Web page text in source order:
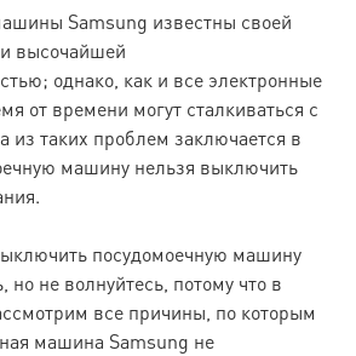
Samsung известны своей
высочайшей
однако, как и все электронные
от времени могут сталкиваться с
из таких проблем заключается в
машину нельзя выключить
посудомоечную машину
но не волнуйтесь, потому что в
все причины, по которым
машина Samsung не